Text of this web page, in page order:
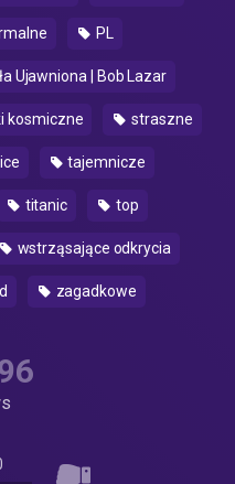
PL
Ujawniona | Bob Lazar
kosmiczne straszne
tajemnicze
titanic top
wstrząsające odkrycia
zagadkowe